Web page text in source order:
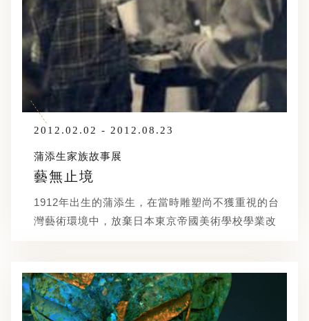
2012.02.02 - 2012.08.23
蒲添生家族故事展
藝無止境
1912年出生的蒲添生，在當時雕塑尚不獲重視的台
灣藝術環境中，放棄日本東京帝國美術學校學業改
與蒲添生，並與蒲添生合力推展台灣的雕塑創作，
並為已經「台陽美術展覽會」設立雕塑部。